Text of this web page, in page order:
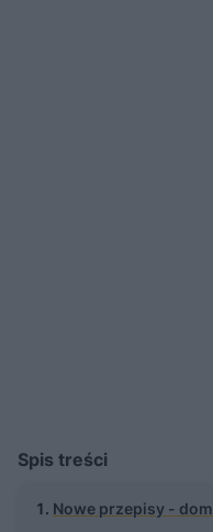
pagórkami i drzewami, idealnie
Spis treści
Nowe przepisy -